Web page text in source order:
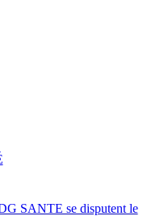
SANTE se disputent le